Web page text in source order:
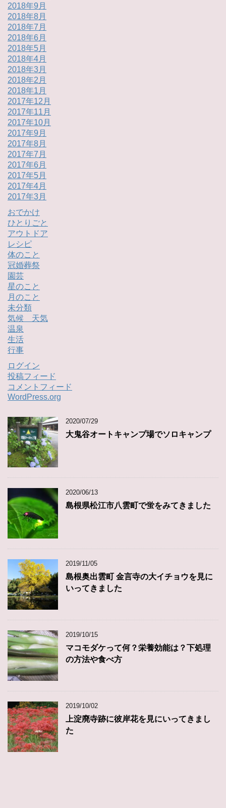
2018年9月
2018年8月
2018年7月
2018年6月
2018年5月
2018年4月
2018年3月
2018年2月
2018年1月
2017年12月
2017年11月
2017年10月
2017年9月
2017年8月
2017年7月
2017年6月
2017年5月
2017年4月
2017年3月
おでかけ
ひとりごと
アウトドア
レシピ
体のこと
冠婚葬祭
園芸
星のこと
月のこと
未分類
気候 天気
温泉
生活
行事
ログイン
投稿フィード
コメントフィード
WordPress.org
2020/07/29
大鬼谷オートキャンプ場でソロキャンプ
2020/06/13
島根県松江市八雲町で蛍をみてきました
2019/11/05
島根奥出雲町 金言寺の大イチョウを見に
いってきました
2019/10/15
マコモダケって何？栄養効能は？下処理
の方法や食べ方
2019/10/02
上淀廃寺跡に彼岸花を見にいってきまし
た